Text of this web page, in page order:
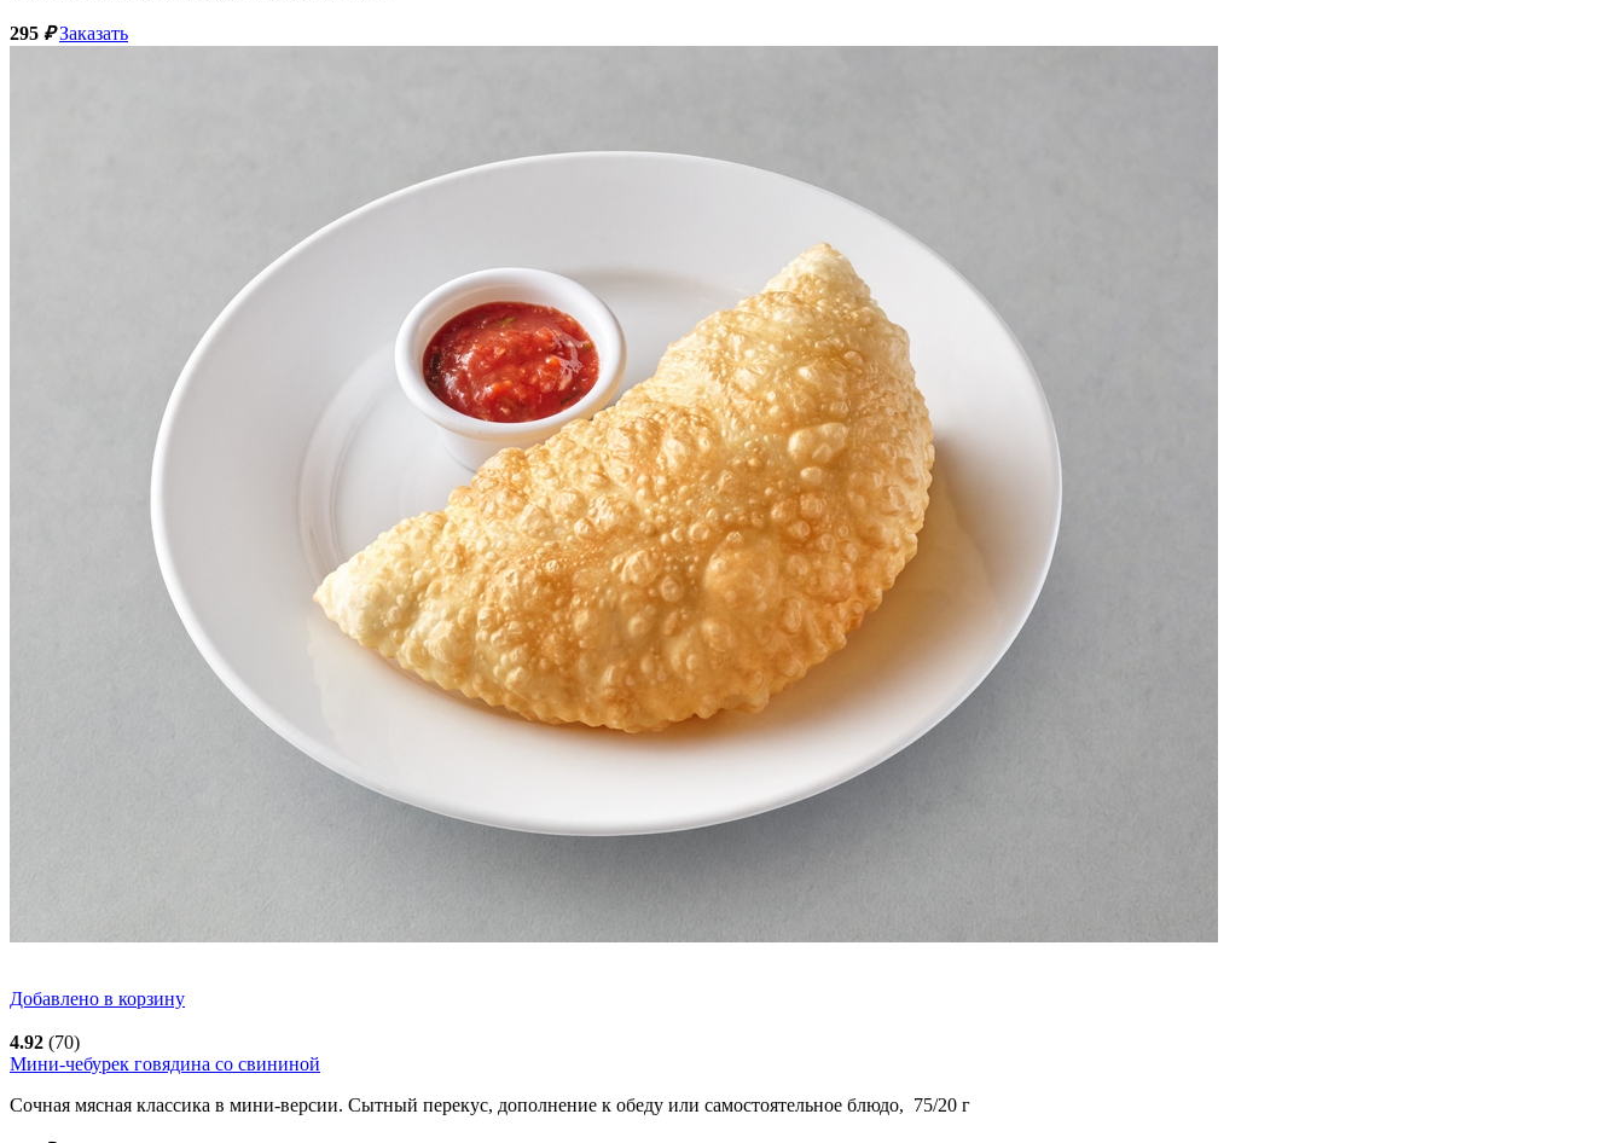
295 ₽ Заказать
Добавлено в корзину
4.92 (70)
Мини-чебурек говядина со свининой
Сочная мясная классика в мини-версии. Сытный перекус, дополнение к обеду или самостоятельное блюдо, 75/20 г